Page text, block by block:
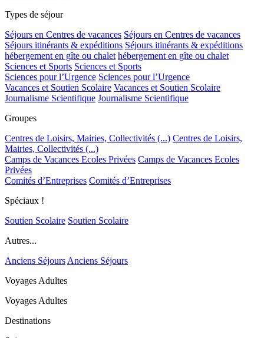
Types de séjour
Séjours en Centres de vacances Séjours en Centres de vacances
Séjours itinérants & expéditions Séjours itinérants & expéditions
hébergement en gîte ou chalet hébergement en gîte ou chalet
Sciences et Sports Sciences et Sports
Sciences pour l’Urgence Sciences pour l’Urgence
Vacances et Soutien Scolaire Vacances et Soutien Scolaire
Journalisme Scientifique Journalisme Scientifique
Groupes
Centres de Loisirs, Mairies, Collectivités (...) Centres de Loisirs,
Mairies, Collectivités (...)
Camps de Vacances Ecoles Privées Camps de Vacances Ecoles
Privées
Comités d’Entreprises Comités d’Entreprises
Spéciaux !
Soutien Scolaire Soutien Scolaire
Autres...
Anciens Séjours Anciens Séjours
Voyages Adultes
Voyages Adultes
Destinations